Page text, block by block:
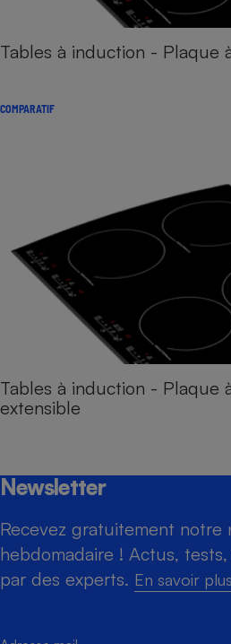
Tables à induction - Plaque
COMPARATIF
Tables à induction - Plaque
extensible
Newsletter
Recevez gratuitement notre
hebdomadaire ! Actus,
par des experts. En savoir plus